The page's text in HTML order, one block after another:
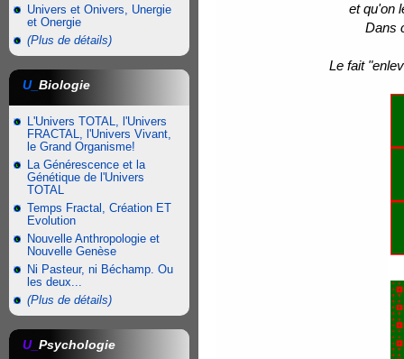
Univers et Onivers, Unergie
et Onergie
(Plus de détails)
U_ Biologie
L'Univers TOTAL, l'Univers
FRACTAL, l'Univers Vivant,
le Grand Organisme!
La Générescence et la
Génétique de l'Univers
TOTAL
Temps Fractal, Création ET
Evolution
Nouvelle Anthropologie et
Nouvelle Genèse
Ni Pasteur, ni Béchamp. Ou
les deux...
(Plus de détails)
U_ Psychologie
et qu'on
Dans
Le fait